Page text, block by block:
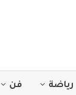
رياضة فن